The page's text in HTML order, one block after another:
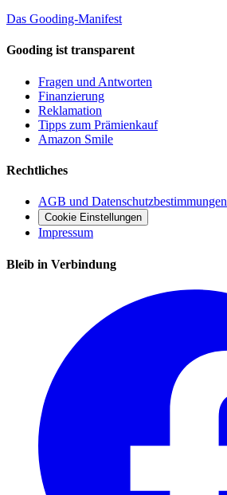
Das Gooding-Manifest
Gooding ist transparent
Fragen und Antworten
Finanzierung
Reklamation
Tipps zum Prämienkauf
Amazon Smile
Rechtliches
AGB und Datenschutzbestimmungen
Cookie Einstellungen
Impressum
Bleib in Verbindung